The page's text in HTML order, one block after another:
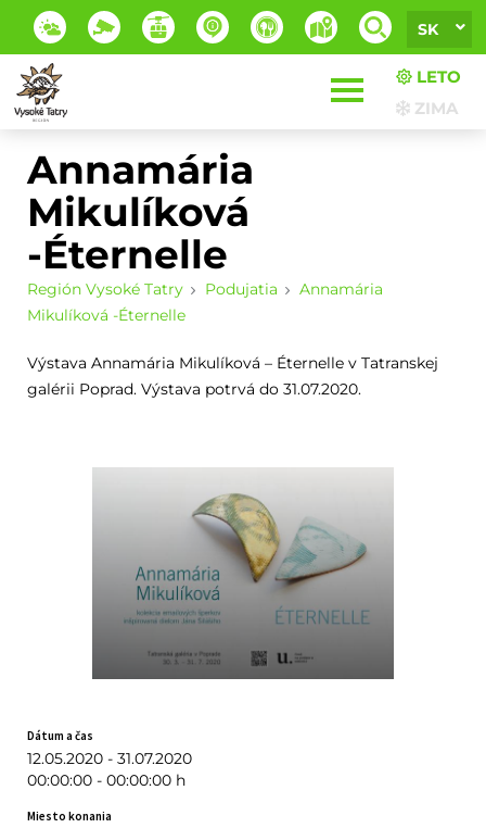
SK
LETO
ZIMA
Annamária
Mikulíková
-Éternelle
Región Vysoké Tatry Podujatia
Annamária
Mikulíková -Éternelle
Výstava Annamária Mikulíková – Éternelle v Tatranskej
galérii Poprad. Výstava potrvá do 31.07.2020.
Dátum a čas
12.05.2020 - 31.07.2020
00:00:00 - 00:00:00 h
Miesto konania